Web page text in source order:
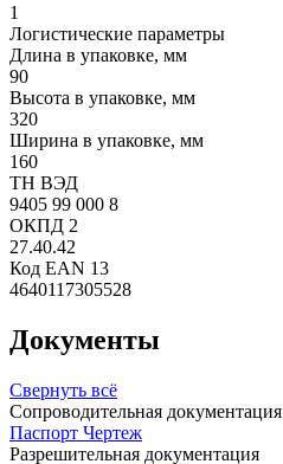
1
Логистические параметры
Длина в упаковке, мм
90
Высота в упаковке, мм
320
Ширина в упаковке, мм
160
ТН ВЭД
9405 99 000 8
ОКПД 2
27.40.42
Код EAN 13
4640117305528
Документы
Свернуть всё
Сопроводительная документация
Паспорт Чертеж
Разрешительная документация